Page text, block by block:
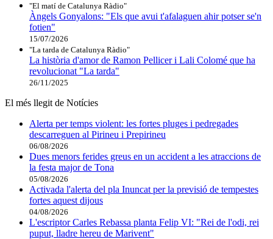
"El matí de Catalunya Ràdio"
Àngels Gonyalons: "Els que avui t'afalaguen ahir potser se'n
fotien"
15/07/2026
"La tarda de Catalunya Ràdio"
La història d'amor de Ramon Pellicer i Lali Colomé que ha
revolucionat "La tarda"
26/11/2025
El més llegit de Notícies
Alerta per temps violent: les fortes pluges i pedregades
descarreguen al Pirineu i Prepirineu
06/08/2026
Dues menors ferides greus en un accident a les atraccions de
la festa major de Tona
05/08/2026
Activada l'alerta del pla Inuncat per la previsió de tempestes
fortes aquest dijous
04/08/2026
L'escriptor Carles Rebassa planta Felip VI: "Rei de l'odi, rei
puput, lladre hereu de Marivent"